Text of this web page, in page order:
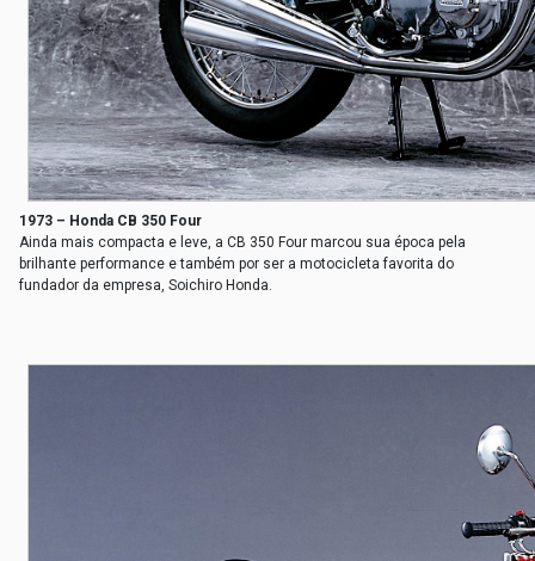
1973 – Honda CB 350 Four
Ainda mais compacta e leve, a CB 350 Four marcou sua época pela
brilhante performance e também por ser a motocicleta favorita do
fundador da empresa, Soichiro Honda.